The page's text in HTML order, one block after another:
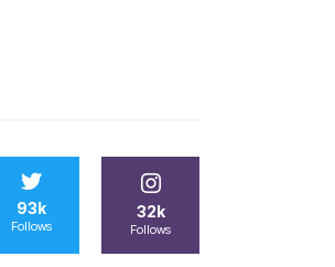
93k
Follows
32k
Follows